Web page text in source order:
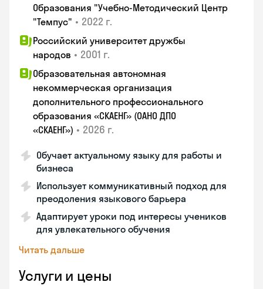
Образования "Учебно-Методический Центр
"Темпус" • 2022 г.
Российский университет дружбы
народов • 2001 г.
Образовательная автономная
некоммерческая организация
дополнительного профессионального
образования «СКАЕНГ» (ОАНО ДПО
«СКАЕНГ») • 2026 г.
Обучает актуальному языку для работы и
бизнеса
Использует коммуникативный подход для
преодоления языкового барьера
Адаптирует уроки под интересы учеников
для увлекательного обучения
Читать дальше
Услуги и цены